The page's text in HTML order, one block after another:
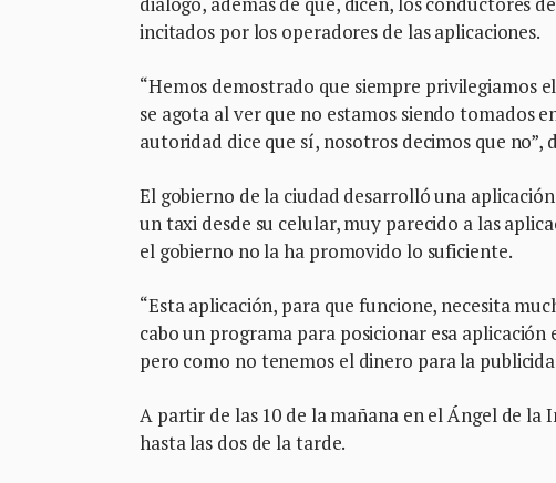
incitados por los operadores de las aplicaciones.
“Hemos demostrado que siempre privilegiamos
se agota al ver que no estamos siendo tomados
autoridad dice que sí, nosotros decimos que
El gobierno de la ciudad desarrolló una
un taxi desde su celular, muy parecido a las
el gobierno no la ha promovido lo suficiente.
“Esta aplicación, para que funcione, necesita
cabo un programa para posicionar esa
pero como no tenemos el dinero para la
A partir de las 10 de la mañana en el Ángel de
hasta las dos de la tarde.